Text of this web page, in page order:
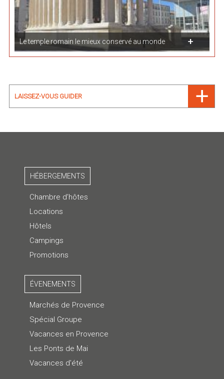
Le temple romain le mieux conservé au monde
LAISSEZ-VOUS GUIDER
HÉBERGEMENTS
Chambre d’hôtes
Locations
Hôtels
Campings
Promotions
ÉVENEMENTS
Marchés de Provence
Spécial Groupe
Vacances en Provence
Les Ponts de Mai
Vacances d'été